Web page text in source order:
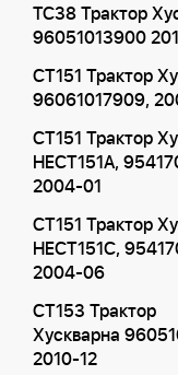
TC38 Трактор
96051013900
CT151 Трактор
96061017909,
CT151 Трактор
HECT151A,
2004-01
CT151 Трактор
HECT151C,
2004-06
CT153 Трактор
Хускварна
2010-12